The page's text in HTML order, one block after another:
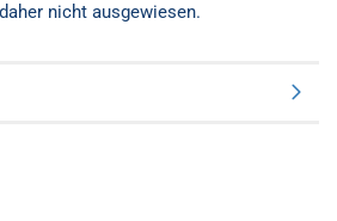
nicht ausgewiesen.